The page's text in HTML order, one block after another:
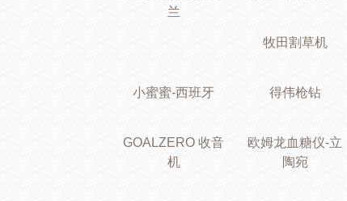
兰
牧田割草机
小蜜蜜-西班牙 得伟枪钻
GOALZERO 收音
机
欧姆龙血糖仪-立
陶宛